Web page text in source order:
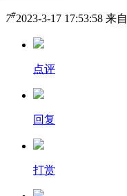
7#2023-3-17 17:53:58 来自
点评
回复
打赏